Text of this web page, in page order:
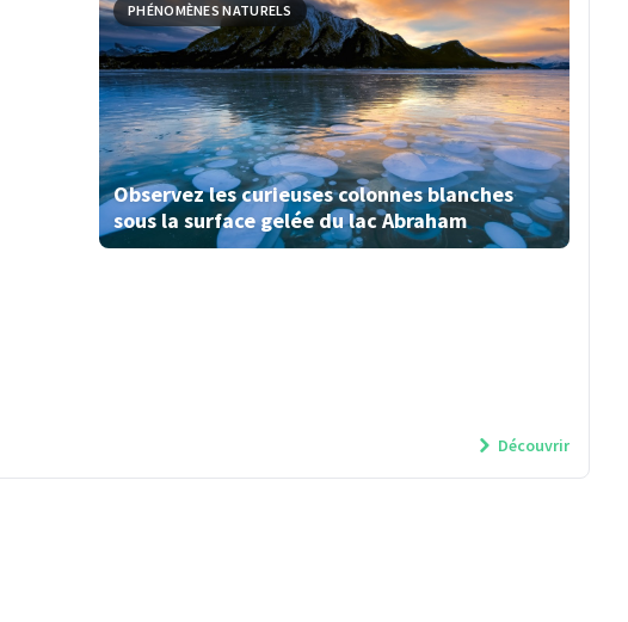
PHÉNOMÈNES NATURELS
Observez les curieuses colonnes blanches
sous la surface gelée du lac Abraham
Découvrir